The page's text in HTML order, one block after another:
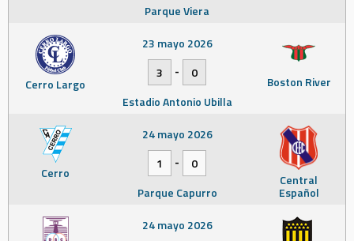
Parque Viera
Cerro Largo Boston River
23 mayo 2026
3
-
0
Estadio Antonio Ubilla
Cerro Central
Español
24 mayo 2026
1
-
0
Parque Capurro
24 mayo 2026